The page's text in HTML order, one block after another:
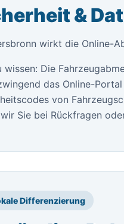
&
wirkt die Online-
wissen: Die
das Online-
von
Sie bei Rückfragen
Differenzierung